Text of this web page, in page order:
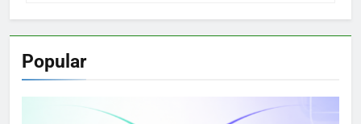
Popular